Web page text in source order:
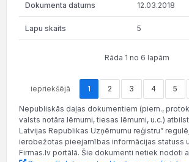
12.03.2018
5
Rāda 1 no 6 lapām
iepriekšējā 1 2 3 4 5
Nepubliskās daļas dokumentiem (piem.,
valsts notāra lēmumi, tiesas lēmumi, u.c.)
Latvijas Republikas Uzņēmumu reģistru”
ierobežotas pieejamības informācijas statuss
Firmas.lv portālā. Šie dokumenti netiek nodoti